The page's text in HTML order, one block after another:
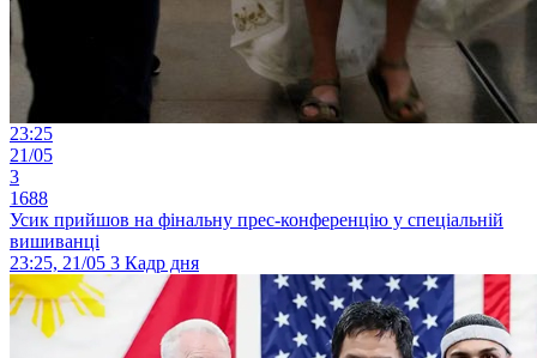
23:25
21/05
3
1688
Усик прийшов на фінальну прес-конференцію у спеціальній
вишиванці
23:25, 21/05 3 Кадр дня